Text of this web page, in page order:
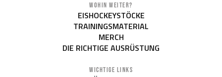
WOHIN WEITER?
EISHOCKEYSTÖCKE
TRAININGSMATERIAL
MERCH
DIE RICHTIGE AUSRÜSTUNG
WICHTIGE LINKS